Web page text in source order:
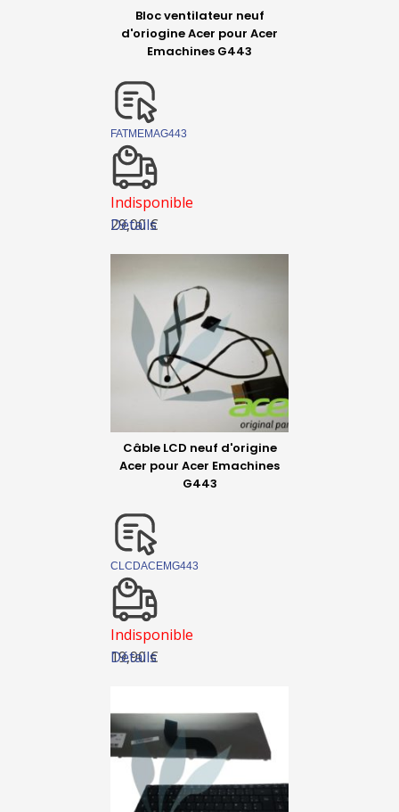
Détails
Bloc ventilateur neuf
d'oriogine Acer pour Acer
Emachines G443
FATMEMAG443
Indisponible
29,00 €
Détails
Câble LCD neuf d'origine
Acer pour Acer Emachines
G443
CLCDACEMG443
Indisponible
19,90 €